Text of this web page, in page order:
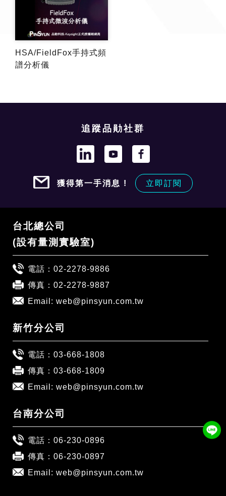
HSA/FieldFox手持式頻
譜分析儀
追蹤品勛社群
獲得第一手消息 ! 立即訂閱
台北總公司
(設有量測實驗室)
電話： 02-2278-9886
傳真：02-2278-9887
Email: web@pinsyun.com.tw
新竹分公司
電話： 03-668-1808
傳真：03-668-1809
Email: web@pinsyun.com.tw
台南分公司
電話： 06-230-0896
傳真：06-230-0897
Email: web@pinsyun.com.tw